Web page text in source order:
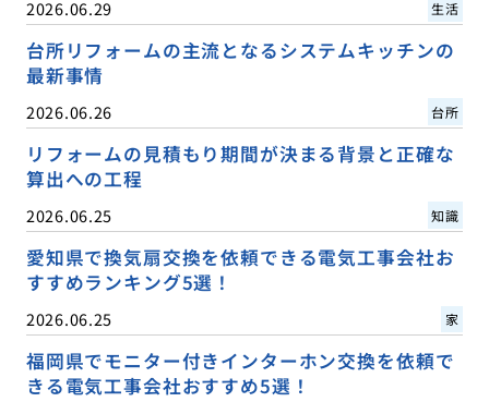
2026.06.29 生活
台所リフォームの主流となるシステムキッチンの
最新事情
2026.06.26 台所
リフォームの見積もり期間が決まる背景と正確な
算出への工程
2026.06.25 知識
愛知県で換気扇交換を依頼できる電気工事会社お
すすめランキング5選！
2026.06.25 家
福岡県でモニター付きインターホン交換を依頼で
きる電気工事会社おすすめ5選！